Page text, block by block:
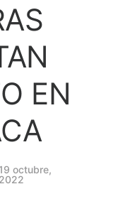
EN
19 octubre,
2022